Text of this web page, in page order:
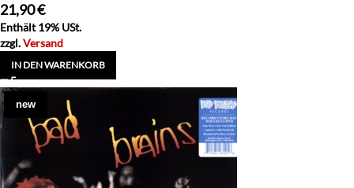
21,90€
Enthält 19% USt.
zzgl.Versand
IN DEN WARENKORB
new